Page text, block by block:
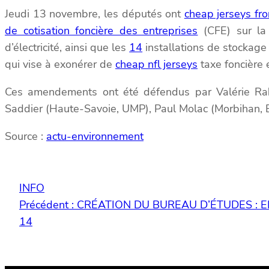
Jeudi 13 novembre, les députés ont cheap jerseys
de cotisation foncière des entreprises (CFE) sur
d’électricité, ainsi que les 14 installations de
qui vise à exonérer de cheap nfl jerseys taxe foncière
Ces amendements ont été défendus par Valérie
Saddier (Haute-Savoie, UMP), Paul Molac (Morbihan,
Source : actu-environnement
INFO
Précédent : CRÉATION DU BUREAU D’ÉTUDES :
14